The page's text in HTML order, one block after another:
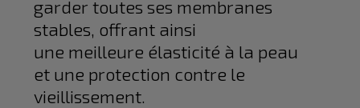
garder toutes ses membranes
stables, offrant ainsi
une meilleure élasticité à la peau
et une protection contre le
vieillissement.